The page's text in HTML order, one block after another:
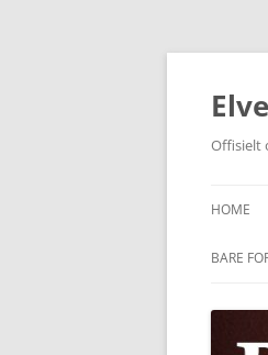
Skip
content
Offisielt
HOME
BARE